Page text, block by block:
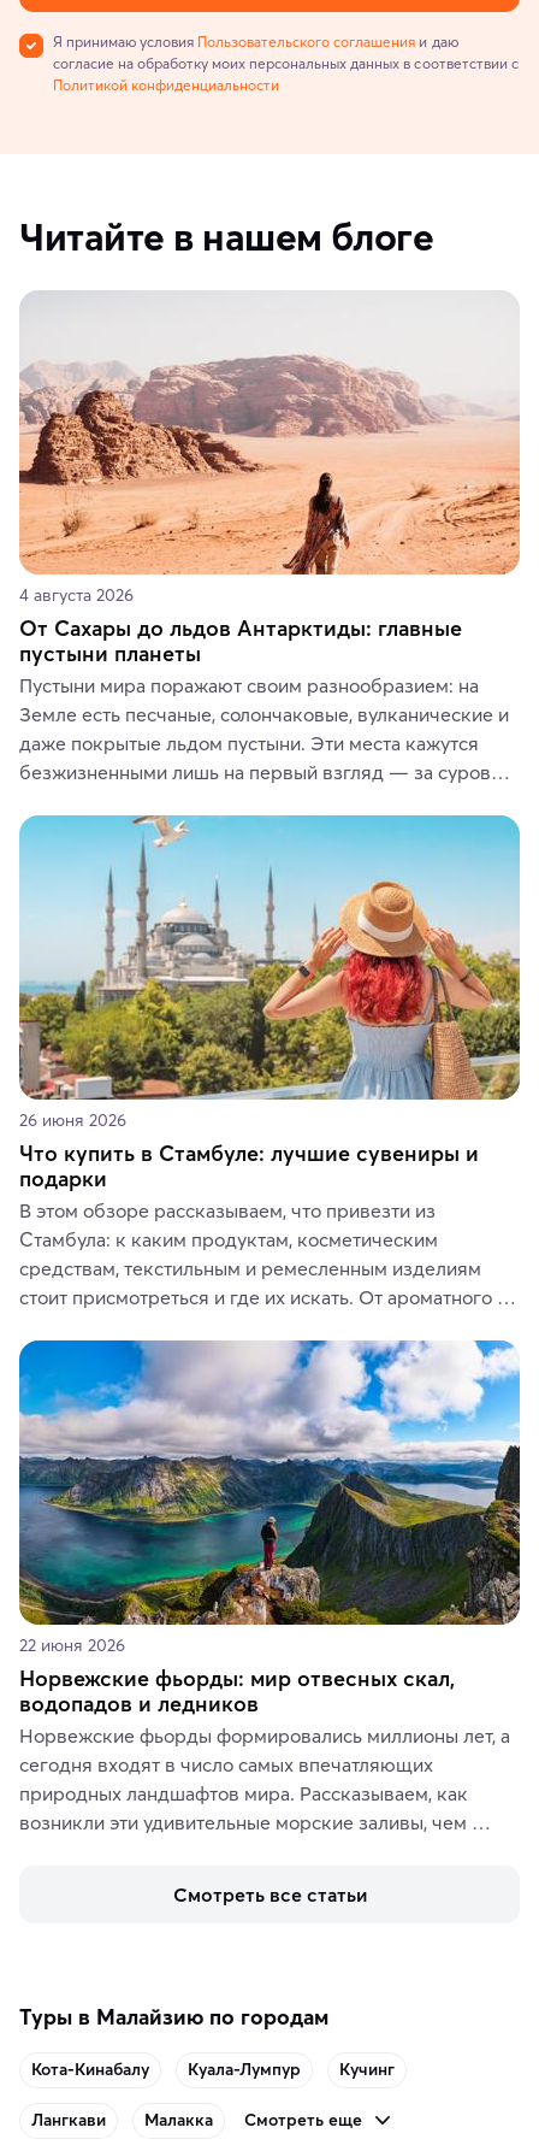
Я принимаю условия Пользовательского соглашения и даю
согласие на обработку моих персональных данных в соответствии с
Политикой конфиденциальности
Читайте в нашем блоге
4 августа 2026
От Сахары до льдов Антарктиды: главные
пустыни планеты
Пустыни мира поражают своим разнообразием: на
Земле есть песчаные, солончаковые, вулканические и
даже покрытые льдом пустыни. Эти места кажутся
безжизненными лишь на первый взгляд — за суровой
животные и маршруты, которые дарят одни из самых
ярких впечатлений от путешествий.
26 июня 2026
Что купить в Стамбуле: лучшие сувениры и
подарки
В этом обзоре рассказываем, что привезти из
Стамбула: к каким продуктам, косметическим
средствам, текстильным и ремесленным изделиям
стоит присмотреться и где их искать. От ароматного
керамики и изделий из кожи на турецких рынках и в
аутентичных лавках — в подарок близким или себе на
память о путешествии.
22 июня 2026
Норвежские фьорды: мир отвесных скал,
водопадов и ледников
Норвежские фьорды формировались миллионы лет, а
сегодня входят в число самых впечатляющих
природных ландшафтов мира. Рассказываем, как
возникли эти удивительные морские заливы, чем
включить в маршрут по Норвегии.
Смотреть все статьи
Туры в Малайзию по городам
Кота-Кинабалу Куала-Лумпур Кучинг
Лангкави Малакка Смотреть еще